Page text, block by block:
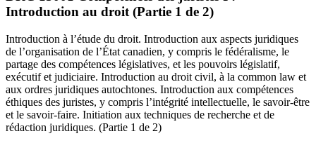
Introduction au droit (Partie 1 de 2)
Introduction à l’étude du droit. Introduction aux aspects juridiques
de l’organisation de l’État canadien, y compris le fédéralisme, le
partage des compétences législatives, et les pouvoirs législatif,
exécutif et judiciaire. Introduction au droit civil, à la common law et
aux ordres juridiques autochtones. Introduction aux compétences
éthiques des juristes, y compris l’intégrité intellectuelle, le savoir-être
et le savoir-faire. Initiation aux techniques de recherche et de
rédaction juridiques. (Partie 1 de 2)